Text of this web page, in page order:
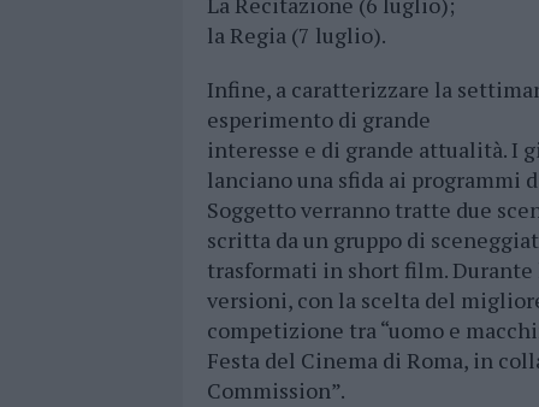
la Regia (7 luglio).
Infine, a caratterizzare la
esperimento di grande
interesse e di grande attualità. I
lanciano una sfida ai
Soggetto verranno tratte due
scritta da un gruppo di
trasformati in short film.
versioni, con la scelta del
competizione tra “uomo e
Festa del Cinema di Roma, in
Commission”.